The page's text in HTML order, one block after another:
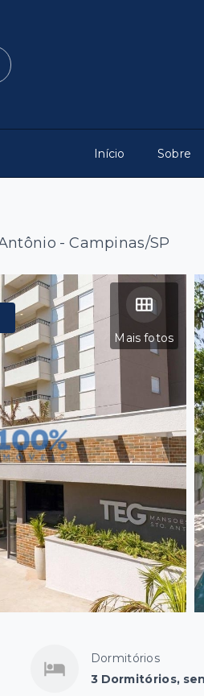
Início Sobre
- Campinas/SP
Mais fotos
Dormitórios
3 Dormitórios,